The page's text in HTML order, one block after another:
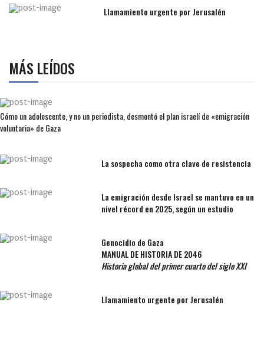
Llamamiento urgente por Jerusalén
MÁS LEÍDOS
Cómo un adolescente, y no un periodista, desmontó el plan israelí de «emigración
voluntaria» de Gaza
La sospecha como otra clave de resistencia
La emigración desde Israel se mantuvo en un
nivel récord en 2025, según un estudio
Genocidio de Gaza
MANUAL DE HISTORIA DE 2046
Historia global del primer cuarto del siglo XXI
Llamamiento urgente por Jerusalén